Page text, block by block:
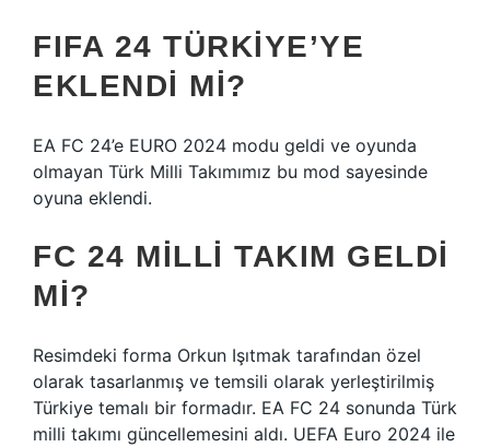
FIFA 24 TÜRKIYE’YE
EKLENDI MI?
EA FC 24’e EURO 2024 modu geldi ve oyunda
olmayan Türk Milli Takımımız bu mod sayesinde
oyuna eklendi.
FC 24 MILLI TAKIM GELDI
MI?
Resimdeki forma Orkun Işıtmak tarafından özel
olarak tasarlanmış ve temsili olarak yerleştirilmiş
Türkiye temalı bir formadır. EA FC 24 sonunda Türk
milli takımı güncellemesini aldı. UEFA Euro 2024 ile